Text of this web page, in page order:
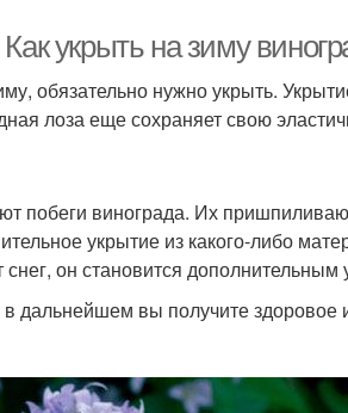
укрыть на зиму
обязательно нужно укрыть.
лоза еще сохраняет свою
винограда. Их
укрытие из какого-либо
он становится
дальнейшем вы получите здоровое